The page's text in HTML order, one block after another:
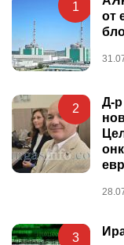
1
от
2
Д-
3